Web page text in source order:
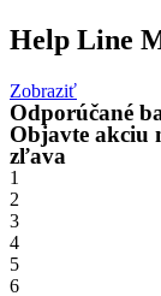
Help Line
Zobraziť
Odporúčané
Objavte akciu
zľava
1
2
3
4
5
6